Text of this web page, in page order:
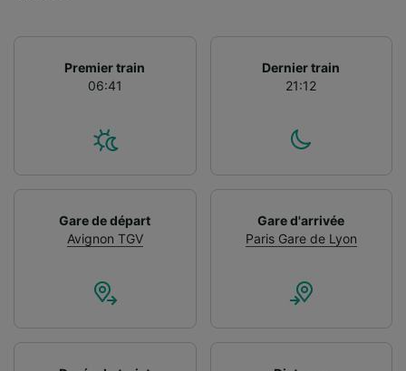
Premier train
06:41
Dernier train
21:12
Gare de départ
Avignon TGV
Gare d'arrivée
Paris Gare de Lyon